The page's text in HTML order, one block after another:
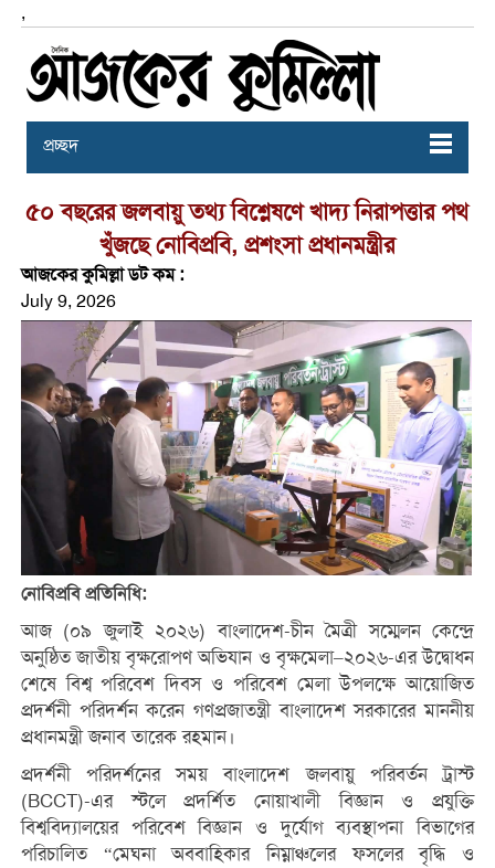
,
প্রচ্ছদ
৫০ বছরের জলবায়ু তথ্য বিশ্লেষণে খাদ্য নিরাপত্তার পথ
খুঁজছে নোবিপ্রবি, প্রশংসা প্রধানমন্ত্রীর
আজকের কুমিল্লা ডট কম :
July 9, 2026
নোবিপ্রবি প্রতিনিধি:
আজ (০৯ জুলাই ২০২৬) বাংলাদেশ-চীন মৈত্রী সম্মেলন কেন্দ্রে
অনুষ্ঠিত জাতীয় বৃক্ষরোপণ অভিযান ও বৃক্ষমেলা–২০২৬-এর উদ্বোধন
শেষে বিশ্ব পরিবেশ দিবস ও পরিবেশ মেলা উপলক্ষে আয়োজিত
প্রদর্শনী পরিদর্শন করেন গণপ্রজাতন্ত্রী বাংলাদেশ সরকারের মাননীয়
প্রধানমন্ত্রী জনাব তারেক রহমান।
প্রদর্শনী পরিদর্শনের সময় বাংলাদেশ জলবায়ু পরিবর্তন ট্রাস্ট
(BCCT)-এর স্টলে প্রদর্শিত নোয়াখালী বিজ্ঞান ও প্রযুক্তি
বিশ্ববিদ্যালয়ের পরিবেশ বিজ্ঞান ও দুর্যোগ ব্যবস্থাপনা বিভাগের
পরিচালিত “মেঘনা অববাহিকার নিম্নাঞ্চলের ফসলের বৃদ্ধি ও